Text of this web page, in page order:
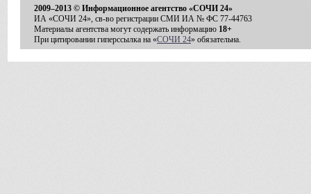
2009–2013 © Информационное агентство «СОЧИ 24»
ИА «СОЧИ 24», св-во регистрации СМИ ИА № ФС 77-44763
Материалы агентства могут содержать информацию 18+
При цитировании гиперссылка на «СОЧИ 24» обязательна.